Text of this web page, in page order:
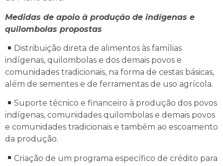
Medidas de apoio à produção de indígenas e
quilombolas propostas
Distribuição direta de alimentos às famílias
indígenas, quilombolas e dos demais povos e
comunidades tradicionais, na forma de cestas básicas,
além de sementes e de ferramentas de uso agrícola.
Suporte técnico e financeiro à produção dos povos
indígenas, comunidades quilombolas e demais povos
e comunidades tradicionais e também ao escoamento
da produção.
Criação de um programa específico de crédito para